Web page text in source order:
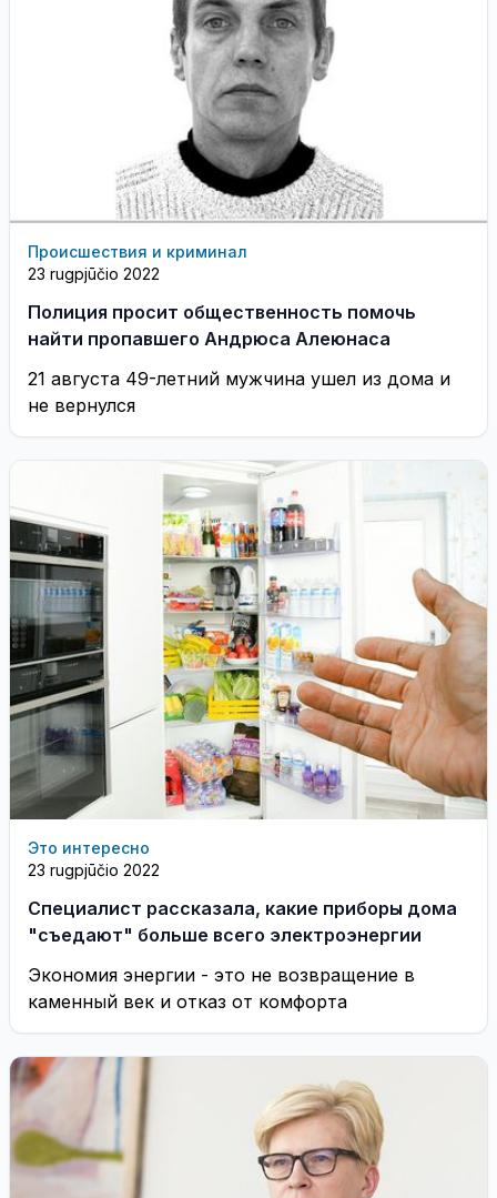
Происшествия и криминал
23 rugpjūčio 2022
Полиция просит общественность помочь
найти пропавшего Андрюса Алеюнаса
21 августа 49-летний мужчина ушел из дома и
не вернулся
Это интересно
23 rugpjūčio 2022
Специалист рассказала, какие приборы дома
"съедают" больше всего электроэнергии
Экономия энергии - это не возвращение в
каменный век и отказ от комфорта